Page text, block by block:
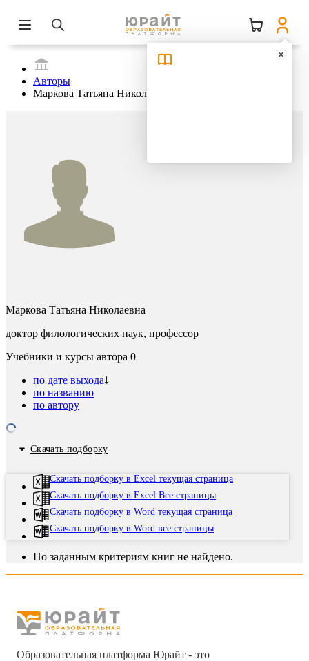
Авторы
Маркова Татьяна Николаевна
Маркова Татьяна Николаевна
доктор филологических наук, профессор
Учебники и курсы автора 0
по дате выхода
по названию
по автору
Скачать подборку
Скачать подборку в Excel текущая страница
Скачать подборку в Excel Все страницы
Скачать подборку в Word текущая страница
Скачать подборку в Word все страницы
По заданным критериям книг не найдено.
Образовательная платформа Юрайт - это